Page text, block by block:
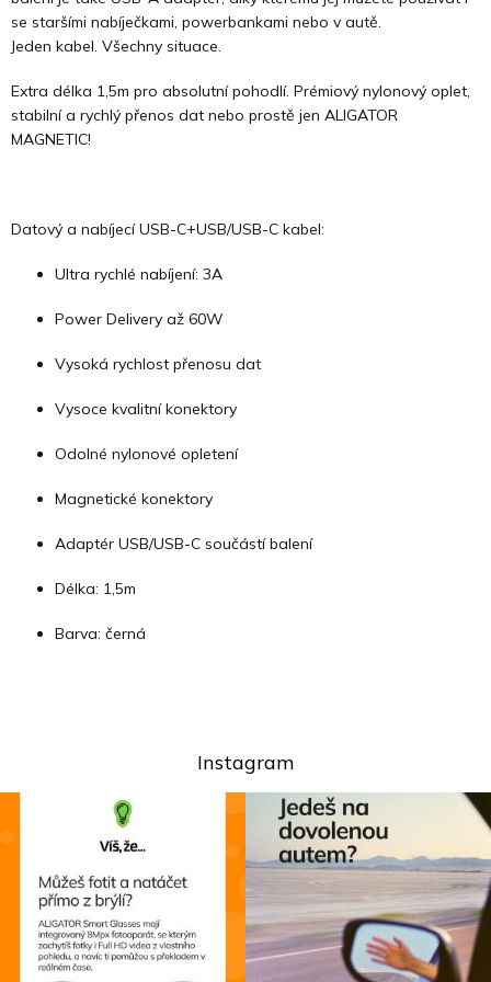
se staršími nabíječkami, powerbankami nebo v autě.
Jeden kabel. Všechny situace.
Extra délka 1,5m pro absolutní pohodlí. Prémiový nylonový oplet,
stabilní a rychlý přenos dat nebo prostě jen ALIGATOR
MAGNETIC!
Datový a nabíjecí USB-C+USB/USB-C kabel:
Ultra rychlé nabíjení: 3A
Power Delivery až 60W
Vysoká rychlost přenosu dat
Vysoce kvalitní konektory
Odolné nylonové opletení
Magnetické konektory
Adaptér USB/USB-C součástí balení
Délka: 1,5m
Barva: černá
Instagram